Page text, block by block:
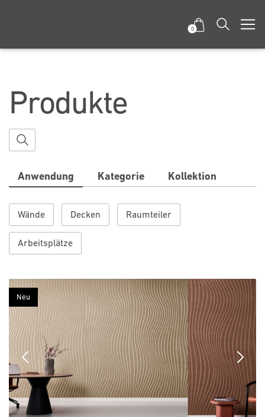
0
Produkte
Anwendung Kategorie Kollektion
Wände Decken Raumteiler
Arbeitsplätze
Previous Next
Neu